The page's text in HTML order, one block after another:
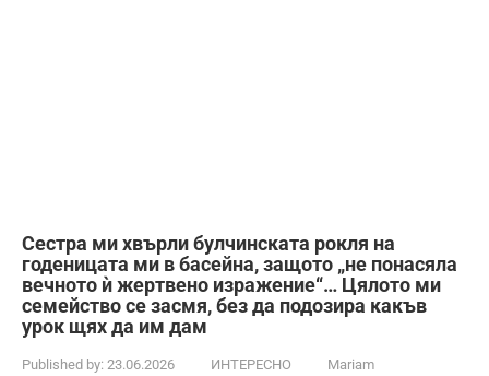
Сестра ми хвърли булчинската рокля на
годеницата ми в басейна, защото „не понасяла
вечното ѝ жертвено изражение“… Цялото ми
семейство се засмя, без да подозира какъв
урок щях да им дам
Published by: 23.06.2026 ИНТЕРЕСНО Mariam